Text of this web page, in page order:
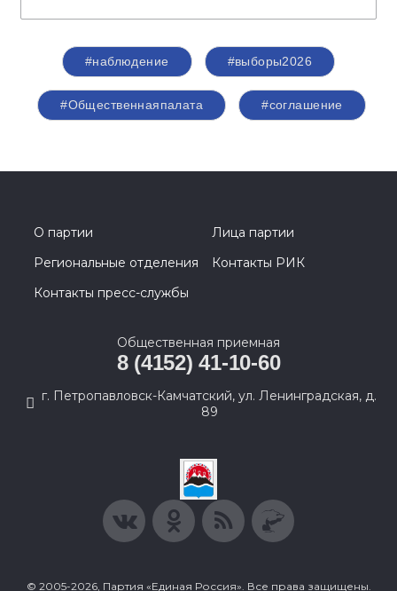
#наблюдение #выборы2026
#Общественнаяпалата #соглашение
О партии
Лица партии
Региональные отделения
Контакты РИК
Контакты пресс-службы
Общественная приемная
8 (4152) 41-10-60
г. Петропавловск-Камчатский, ул. Ленинградская, д.
89
© 2005-2026, Партия «Единая Россия». Все права защищены.